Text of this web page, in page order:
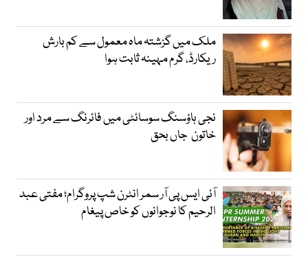
ملک میں گزشتہ ماہ معمول سے کم بارش
ریکارڈ، گرم مہینہ ثابت ہوا
نجی ہاؤسنگ سوسائٹی میں فائرنگ سے مرد اور
خاتون جاں بحق
آئی ایس پی آر سمر انٹرن شپ پروگرام؛ مفتی عبد
الرحیم کا نوجوانوں کو خاص پیغام